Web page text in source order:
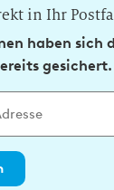
in Ihr
haben sich
gesichert.